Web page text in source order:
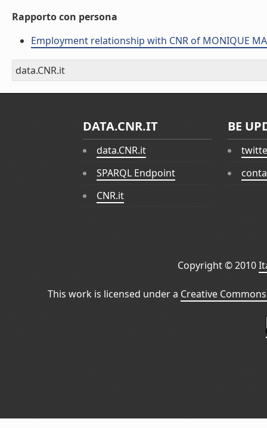
Rapporto con persona
Employment relationship with CNR of MONIQUE
data.CNR.it
DATA.CNR.IT
data.CNR.it
SPARQL Endpoint
CNR.it
BE
Copyright © 2010
This work is licensed under a Creative